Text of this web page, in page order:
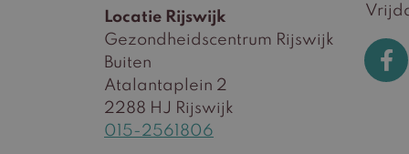
Locatie Rijswijk
Gezondheidscentrum Rijswijk
Buiten
Atalantaplein 2
2288 HJ Rijswijk
015-2561806